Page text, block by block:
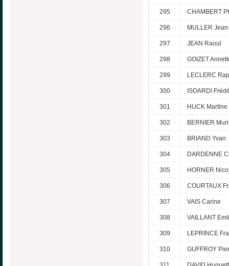
295 CHAMBERT
296 MULLER
297 JEAN Raoul
298 GOIZET
299 LECLERC
300 ISOARDI
301 HUCK Martine
302 BERNIER
303 BRIAND Yvan
304 DARDENNE
305 HORNER
306 COURTAUX
307 VAIS Carine
308 VAILLANT
309 LEPRINCE
310 GUFFROY